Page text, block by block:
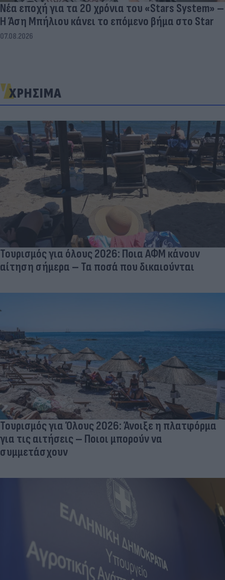
Νέα εποχή για τα 20 χρόνια του «Stars System» –
Η Άση Μπήλιου κάνει το επόμενο βήμα στο Star
07.08.2026
ΧΡΗΣΙΜΑ
Τουρισμός για όλους 2026: Ποια ΑΦΜ κάνουν
αίτηση σήμερα – Τα ποσά που δικαιούνται
Τουρισμός για Όλους 2026: Άνοιξε η πλατφόρμα
για τις αιτήσεις – Ποιοι μπορούν να
συμμετάσχουν